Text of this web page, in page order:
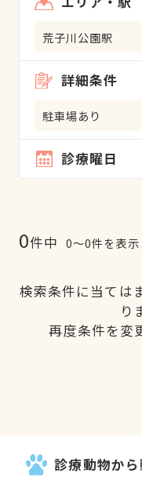
荒子川公園駅
詳細条件
駐車場あり
診療曜日
0件中 0〜0件を表示
検索条件に当ては
り
再度条件を変
診療動物か